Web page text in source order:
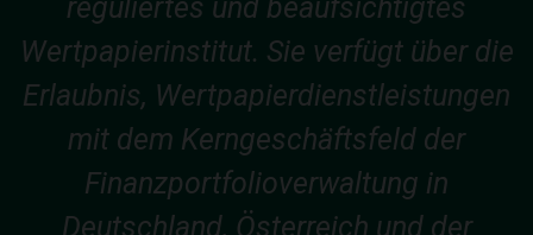
reguliertes und beaufsichtigtes
Wertpapierinstitut. Sie verfügt über die
Erlaubnis, Wertpapierdienstleistungen
mit dem Kerngeschäftsfeld der
Finanzportfolioverwaltung in
Deutschland, Österreich und der